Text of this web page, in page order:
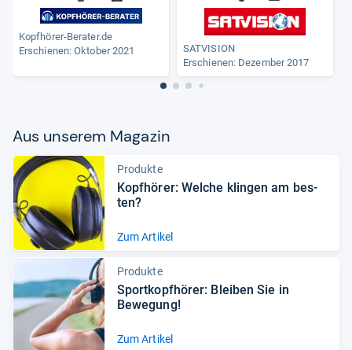
Kopfhörer-Berater.de
Erschienen: Oktober 2021
SATVISION
Erschienen: Dezember 2017
Aus unse­rem Maga­zin
Produkte
Kopf­hö­rer: Wel­che klin­gen am bes­
ten?
Zum Artikel
Produkte
Sport­kopf­hö­rer: Blei­ben Sie in
Bewe­gung!
Zum Artikel